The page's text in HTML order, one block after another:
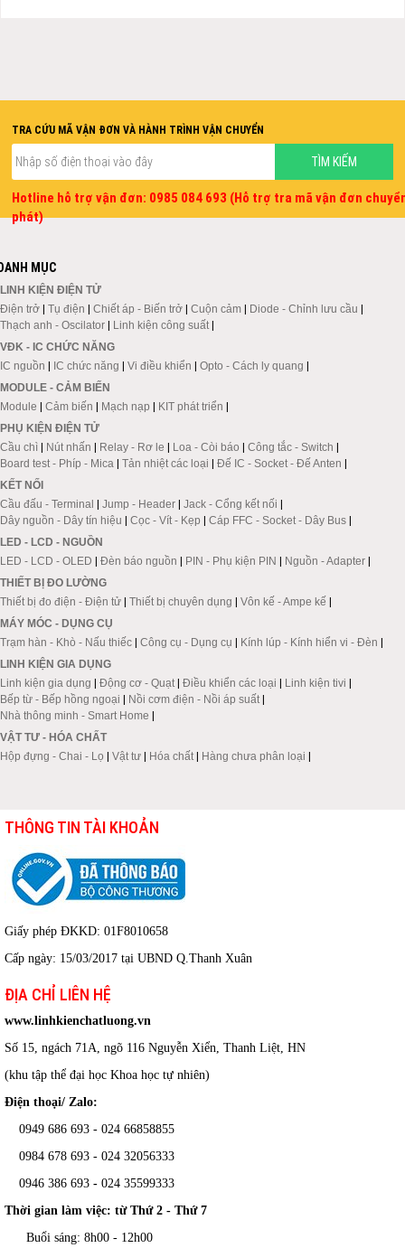
TRA CỨU MÃ VẬN ĐƠN VÀ HÀNH TRÌNH VẬN CHUYỂN
Hotline hỗ trợ vận đơn: 0985 084 693 (Hỗ trợ tra mã vận đơn
phát)
MỤC
LINH KIỆN ĐIỆN TỬ
Điện trở | Tụ điện | Chiết áp - Biến trở | Cuộn cảm | Diode - Chỉnh lưu cầu |
Thạch anh - Oscilator | Linh kiện công suất |
VĐK - IC CHỨC NĂNG
IC nguồn | IC chức năng | Vi điều khiển | Opto - Cách ly quang |
MODULE - CẢM BIẾN
Module | Cảm biến | Mạch nạp | KIT phát triển |
PHỤ KIỆN ĐIỆN TỬ
Cầu chì | Nút nhấn | Relay - Rơ le | Loa - Còi báo | Công tắc - Switch |
Board test - Phíp - Mica | Tản nhiệt các loại | Đế IC - Socket - Đế Anten |
KẾT NỐI
Cầu đấu - Terminal | Jump - Header | Jack - Cổng kết nối |
Dây nguồn - Dây tín hiệu | Cọc - Vít - Kẹp | Cáp FFC - Socket - Dây Bus |
LED - LCD - NGUỒN
LED - LCD - OLED | Đèn báo nguồn | PIN - Phụ kiện PIN | Nguồn - Adapter |
THIẾT BỊ ĐO LƯỜNG
Thiết bị đo điện - Điện tử | Thiết bị chuyên dụng | Vôn kế - Ampe kế |
MÁY MÓC - DỤNG CỤ
Trạm hàn - Khò - Nấu thiếc | Công cụ - Dụng cụ | Kính lúp - Kính hiển vi - Đèn |
LINH KIỆN GIA DỤNG
Linh kiện gia dụng | Động cơ - Quạt | Điều khiển các loại | Linh kiện tivi |
Bếp từ - Bếp hồng ngoại | Nồi cơm điện - Nồi áp suất |
Nhà thông minh - Smart Home |
VẬT TƯ - HÓA CHẤT
Hộp đựng - Chai - Lọ | Vật tư | Hóa chất | Hàng chưa phân loại |
THÔNG TIN TÀI KHOẢN
Giấy phép ĐKKD: 01F8010658
Cấp ngày: 15/03/2017 tại UBND Q.Thanh Xuân
ĐỊA CHỈ LIÊN HỆ
www.linhkienchatluong.vn
Số 15, ngách 71A, ngõ 116 Nguyễn Xiển, Thanh Liệt, HN
(khu tập thể đại học Khoa học tự nhiên)
Điện thoại/ Zalo:
0949 686 693 - 024 66858855
0984 678 693 - 024 32056333
0946 386 693 - 024 35599333
Thời gian làm việc: từ Thứ 2 - Thứ 7
Buổi sáng: 8h00 - 12h00